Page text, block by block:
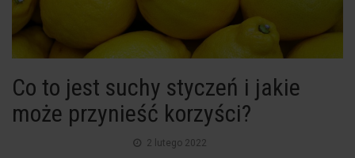
Co to jest suchy styczeń i jakie
może przynieść korzyści?
2 lutego 2022